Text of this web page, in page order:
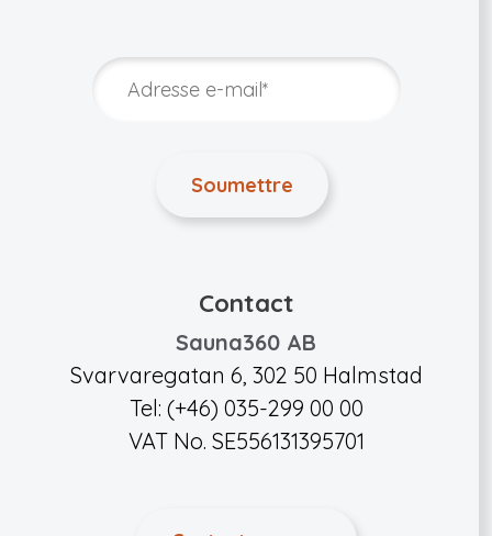
Contact
Sauna360 AB
Svarvaregatan 6, 302 50 Halmstad
Tel: (+46) 035-299 00 00
VAT No. SE556131395701